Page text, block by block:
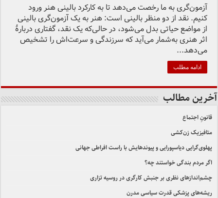
آزمون‌گری به ما رخصت می‌دهد تا به کارکرد بالینی هنر ورود
کنیم. نقد از دو منظر بالینی است: هنر به یک آزمون‌گری بالینی
از مواضع حیاتی بدل می‌شود، در حالی‌که یک نقد، گفتاری دربارۀ
اثر هنری به‌شمار می‌آید که سرزندگی و سرعت‌اش را تشخیص
می‌دهد...
ادامه مطلب
آخرین مطالب
قانونِ اجتماع
متافیزیک زن‌کشی
پهلوی‌گرایی دیاسپورایی و پیوندهایش با راست افراطی جهانی
اگر مردم بندگی خواستند چه؟
چشم‌اندازهای نظری بر جنبش کارگری در روسیه تزاری
ریشه‌های پزشکی قدرت سیاسی مدرن